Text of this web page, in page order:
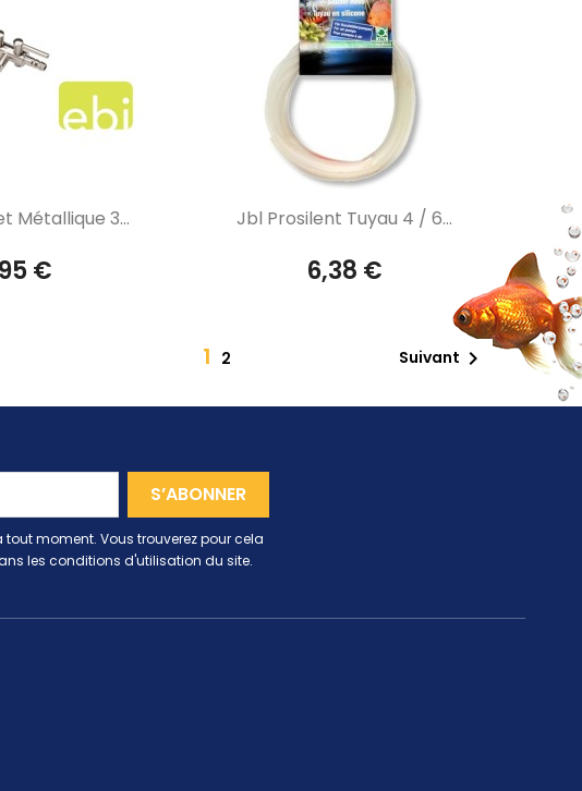
rapide
Métallique 3...
€
Aperçu rapide
Jbl Prosilent Tuyau 4 / 6...
6,38 €
1 2 Suivant 
moment. Vous trouverez pour cela
les conditions d'utilisation du site.